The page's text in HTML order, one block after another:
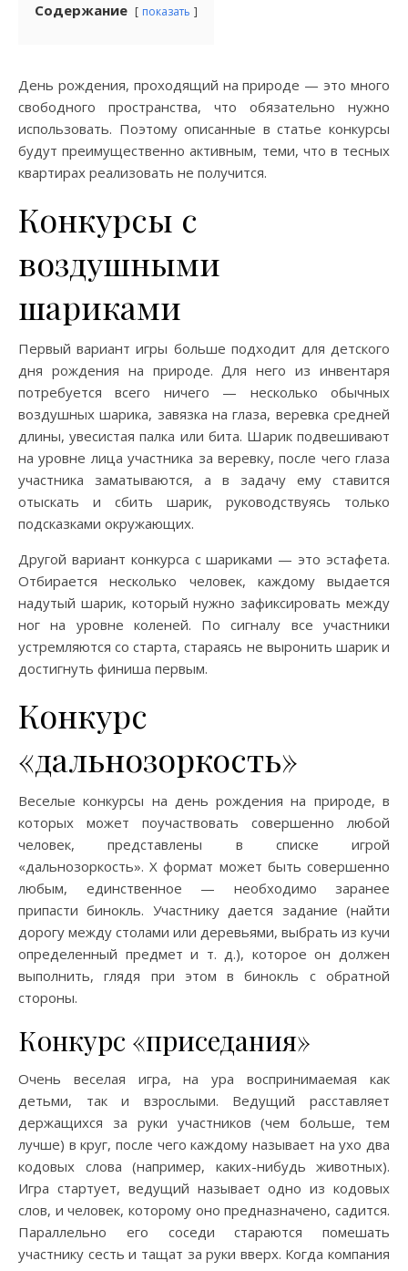
Содержание показать
День рождения, проходящий на природе — это много
свободного пространства, что обязательно нужно
использовать. Поэтому описанные в статье конкурсы
будут преимущественно активным, теми, что в тесных
квартирах реализовать не получится.
Конкурсы с
воздушными
шариками
Первый вариант игры больше подходит для детского
дня рождения на природе. Для него из инвентаря
потребуется всего ничего — несколько обычных
воздушных шарика, завязка на глаза, веревка средней
длины, увесистая палка или бита. Шарик подвешивают
на уровне лица участника за веревку, после чего глаза
участника заматываются, а в задачу ему ставится
отыскать и сбить шарик, руководствуясь только
подсказками окружающих.
Другой вариант конкурса с шариками — это эстафета.
Отбирается несколько человек, каждому выдается
надутый шарик, который нужно зафиксировать между
ног на уровне коленей. По сигналу все участники
устремляются со старта, стараясь не выронить шарик и
достигнуть финиша первым.
Конкурс
«дальнозоркость»
Веселые конкурсы на день рождения на природе, в
которых может поучаствовать совершенно любой
человек, представлены в списке игрой
«дальнозоркость». Х формат может быть совершенно
любым, единственное — необходимо заранее
припасти бинокль. Участнику дается задание (найти
дорогу между столами или деревьями, выбрать из кучи
определенный предмет и т. д.), которое он должен
выполнить, глядя при этом в бинокль с обратной
стороны.
Конкурс «приседания»
Очень веселая игра, на ура воспринимаемая как
детьми, так и взрослыми. Ведущий расставляет
держащихся за руки участников (чем больше, тем
лучше) в круг, после чего каждому называет на ухо два
кодовых слова (например, каких-нибудь животных).
Игра стартует, ведущий называет одно из кодовых
слов, и человек, которому оно предназначено, садится.
Параллельно его соседи стараются помешать
участнику сесть и тащат за руки вверх. Когда компания